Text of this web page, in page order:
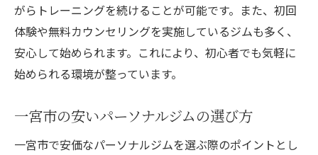
がらトレーニングを続けることが可能です。また、初回
体験や無料カウンセリングを実施しているジムも多く、
安心して始められます。これにより、初心者でも気軽に
始められる環境が整っています。
一宮市の安いパーソナルジムの選び方
一宮市で安価なパーソナルジムを選ぶ際のポイントとし